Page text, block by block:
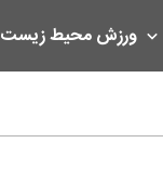
ورزشمحیط زیست